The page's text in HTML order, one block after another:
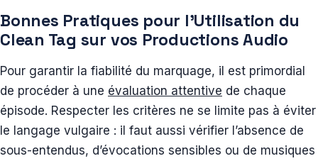
Bonnes Pratiques pour l’Utilisation du
Clean Tag sur vos Productions Audio
Pour garantir la fiabilité du marquage, il est primordial
de procéder à une évaluation attentive de chaque
épisode. Respecter les critères ne se limite pas à éviter
le langage vulgaire : il faut aussi vérifier l’absence de
sous-entendus, d’évocations sensibles ou de musiques